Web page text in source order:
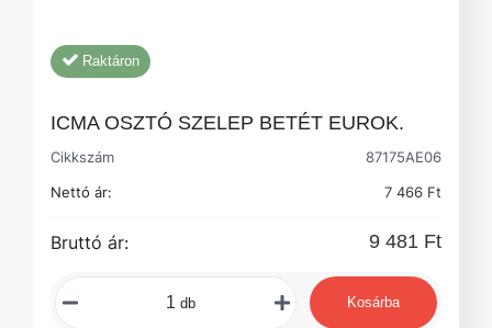
Raktáron
ICMA OSZTÓ SZELEP BETÉT EUROK.
Cikkszám
87175AE06
Nettó ár:
7 466 Ft
Bruttó ár: 9 481 Ft
db Kosárba